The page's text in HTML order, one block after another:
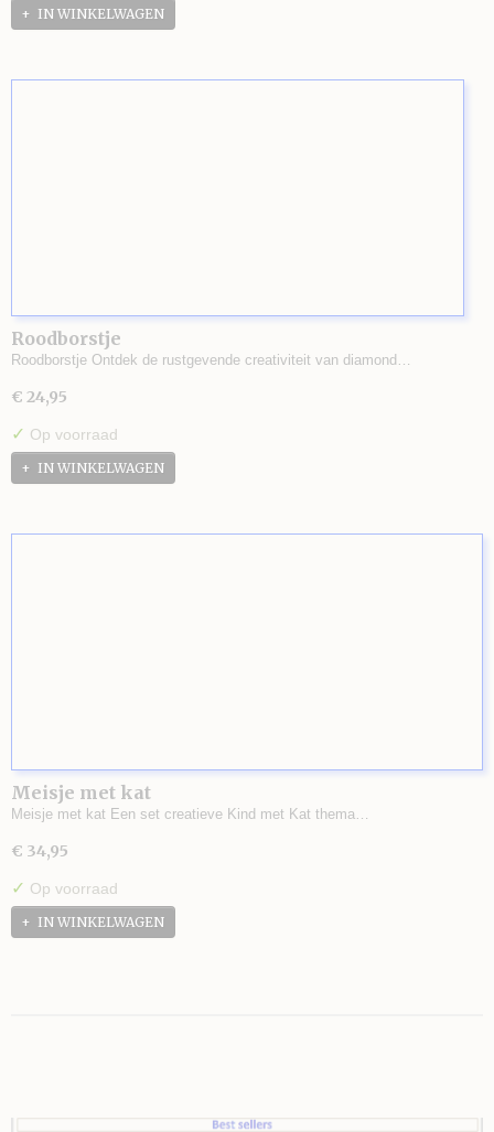
IN WINKELWAGEN
Roodborstje
Roodborstje Ontdek de rustgevende creativiteit van diamond…
€ 24,95
✓ Op voorraad
IN WINKELWAGEN
Meisje met kat
Meisje met kat Een set creatieve Kind met Kat thema…
€ 34,95
✓ Op voorraad
IN WINKELWAGEN